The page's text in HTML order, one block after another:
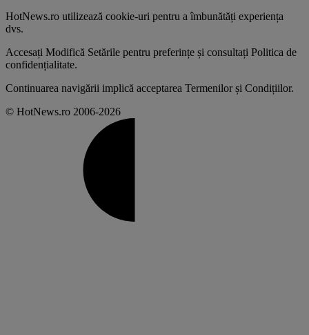
HotNews.ro utilizează cookie-uri pentru a îmbunătăți experiența
dvs.
Accesați Modifică Setările pentru preferințe și consultați Politica de
confidențialitate.
Continuarea navigării implică acceptarea Termenilor și Condițiilor.
© HotNews.ro 2006-2026